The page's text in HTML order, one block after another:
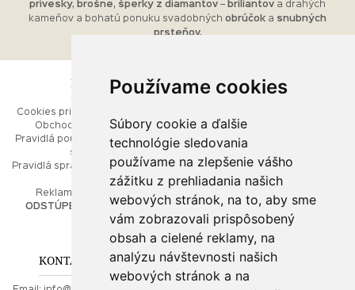
Používame cookies
Súbory cookie a ďalšie
technológie sledovania
používame na zlepšenie vášho
zážitku z prehliadania našich
webových stránok, na to, aby sme
vám zobrazovali prispôsobený
obsah a cielené reklamy, na
analýzu návštevnosti našich
webových stránok a na
prívesky, brošne, šperky z diamantov – briliantov a drahých
kameňov a bohatú ponuku svadobných obrúčok a snubných
prsteňov.
ESHOP
Cookies pri prezeraní stránok
Obchodné podmienky
Pravidlá používania webových
stránok
Pravidlá spracúvania osobných
Reklamačný poriadok
ODSTÚPENIE OD ZMLUVY
RÝCHLE MENU
Ako balíme Vaše šperky
Kontaktujte nás
PORADŇA
Ako nakupovať
O drahých kovoch
Doprava a poštovné
KONTAKT NA NÁS